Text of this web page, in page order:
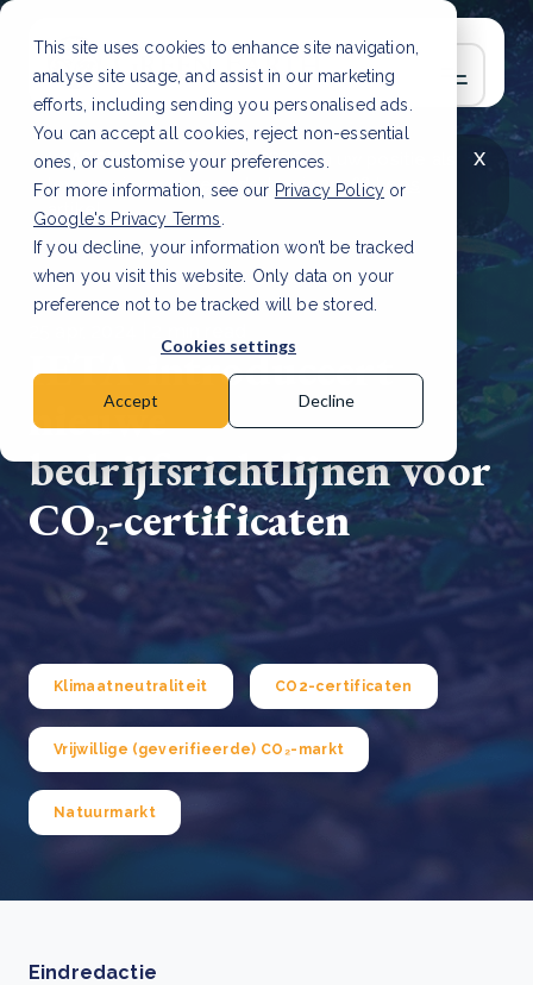
This site uses cookies to enhance site navigation,
analyse site usage, and assist in our marketing
efforts, including sending you personalised ads.
You can accept all cookies, reject non-essential
ones, or customise your preferences.
For more information, see our Privacy Policy or
Google's Privacy Terms
If you decline, your information won’t be tracked
when you visit this website. Only data on your
preference not to be tracked will be stored.
Cookies settings
Accept Decline
x
LAATSTE ARTIKEL
CSRD en uw positie als
leverancier: wat verandert er in 2026?Lees
artikel
IETA introduceert
nieuwe
bedrijfsrichtlijnen voor
CO₂-certificaten
Klimaatneutraliteit CO2-certificaten
Vrijwillige (geverifieerde) CO₂-markt
Natuurmarkt
Eindredactie